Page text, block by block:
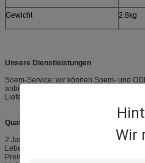
Wir
Gewicht 2.8kg
Unsere Dienstleistungen
Soem-Service: wir können Soem- und
anbieten
Lieferzeit: probieren Sie Auftrag in 3-5
Qualitätsgarantie
2 Jahre für freie Reparatur
Lebenszeitservice für anhaltende
Preisbedingung: EXW-Fabrik